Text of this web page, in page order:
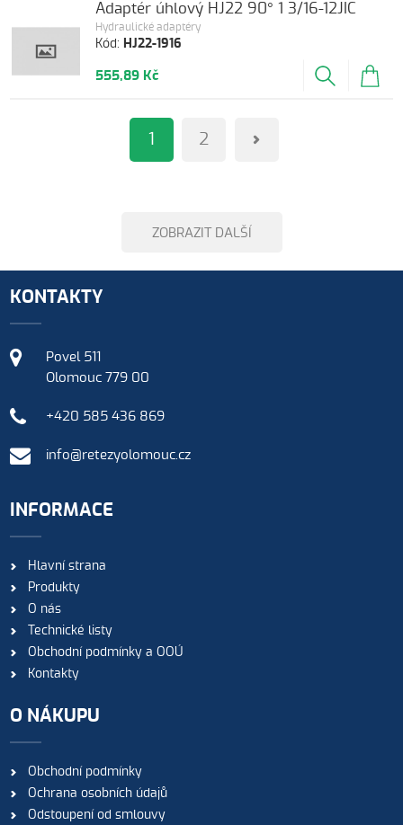
Kód: HJ22-1916
Hydraulické adaptéry
Adaptér úhlový HJ22 90° 1 3/16-12JIC
555,89 Kč
1 2
ZOBRAZIT DALŠÍ
KONTAKTY
Povel 511
Olomouc 779 00
+420 585 436 869
info@retezyolomouc.cz
INFORMACE
Hlavní strana
Produkty
O nás
Technické listy
Obchodní podmínky a OOÚ
Kontakty
O NÁKUPU
Obchodní podmínky
Ochrana osobních údajů
Odstoupení od smlouvy